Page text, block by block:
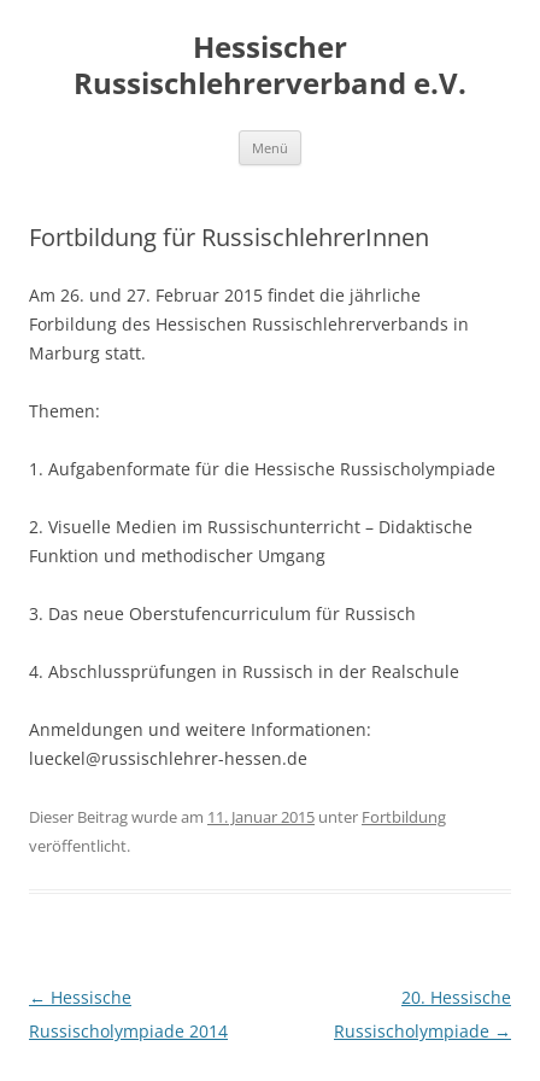
Hessischer
Russischlehrerverband e.V.
Menü
Fortbildung für RussischlehrerInnen
Am 26. und 27. Februar 2015 findet die jährliche
Forbildung des Hessischen Russischlehrerverbands in
Marburg statt.
Themen:
1. Aufgabenformate für die Hessische Russischolympiade
2. Visuelle Medien im Russischunterricht – Didaktische
Funktion und methodischer Umgang
3. Das neue Oberstufencurriculum für Russisch
4. Abschlussprüfungen in Russisch in der Realschule
Anmeldungen und weitere Informationen:
lueckel@russischlehrer-hessen.de
Dieser Beitrag wurde am 11. Januar 2015 unter Fortbildung
veröffentlicht.
Beitragsnavigation
← Hessische
Russischolympiade 2014
20. Hessische
Russischolympiade →